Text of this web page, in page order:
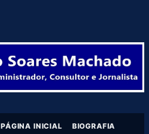
PÁGINA INICIAL
BIOGRAFIA